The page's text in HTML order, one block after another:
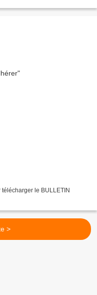
le BULLETIN
>